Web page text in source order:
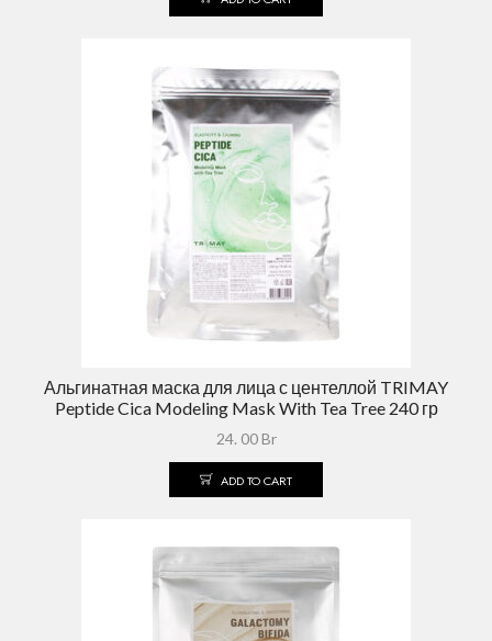
Альгинатная маска для лица с центеллой TRIMAY
Peptide Cica Modeling Mask With Tea Tree 240 гр
24. 00Br
ADD TO CART